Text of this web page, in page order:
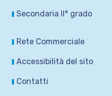
Secondaria II° grado
Rete Commerciale
Accessibilità del sito
Contatti